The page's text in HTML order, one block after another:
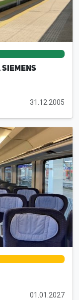
31.12.2005
01.01.2027